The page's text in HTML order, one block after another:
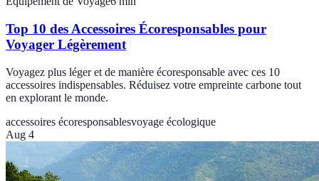
Top 10 des Accessoires Écoresponsables pour
Voyager Légèrement
Voyagez plus léger et de manière écoresponsable avec ces 10
accessoires indispensables. Réduisez votre empreinte carbone tout
en explorant le monde.
accessoires écoresponsablesvoyage écologique
Aug 4